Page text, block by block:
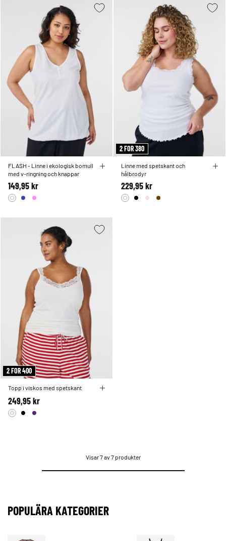
FLASH - Linne i ekologisk bomull
med v-ringning och knappar
149,95 kr
2 FOR 380
Linne med spetskant och
hålbrodyr
229,95 kr
2 FOR 400
Topp i viskos med spetskant
249,95 kr
Visar 7 av 7 produkter
POPULÄRA KATEGORIER